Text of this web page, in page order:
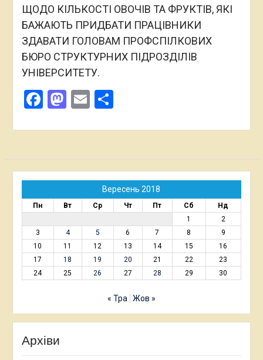
ЩОДО КІЛЬКОСТІ ОВОЧІВ ТА ФРУКТІВ, ЯКІ
БАЖАЮТЬ ПРИДБАТИ ПРАЦІВНИКИ
ЗДАВАТИ ГОЛОВАМ ПРОФСПІЛКОВИХ
БЮРО СТРУКТУРНИХ ПІДРОЗДІЛІВ
УНІВЕРСИТЕТУ.
Facebook
Mastodon
EmailПоділитися
Вересень 2018
Пн Вт Ср Чт Пт Сб
Нд
1
2
3
4 5 6 7 8
9
10
11 12 13 14 15
16
17
18 19 20 21 22
23
24
25 26 27 28 29 30
« Тра Жов »
Архіви